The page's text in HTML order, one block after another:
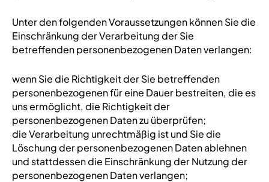
Unter den folgenden Voraussetzungen können Sie die
Einschränkung der Verarbeitung der Sie
betreffenden personenbezogenen Daten verlangen:
wenn Sie die Richtigkeit der Sie betreffenden
personenbezogenen für eine Dauer bestreiten, die es
uns ermöglicht, die Richtigkeit der
personenbezogenen Daten zu überprüfen;
die Verarbeitung unrechtmäßig ist und Sie die
Löschung der personenbezogenen Daten ablehnen
und stattdessen die Einschränkung der Nutzung der
personenbezogenen Daten verlangen;